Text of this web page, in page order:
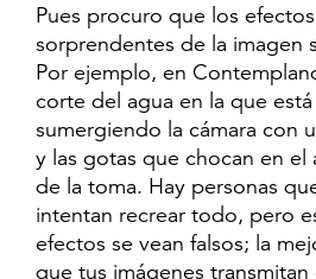
Pues procuro que los
sorprendentes de la imagen
Por ejemplo, en
corte del agua en la que
sumergiendo la cámara con
y las gotas que chocan en el
de la toma. Hay personas
intentan recrear todo, pero
efectos se vean falsos; la
que tus imágenes transmitan